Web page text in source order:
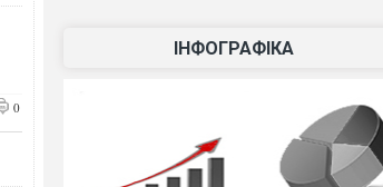
0
ІНФОГРАФІКА